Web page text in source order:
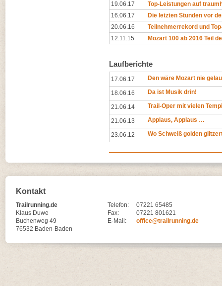
19.06.17
Top-Leistungen auf
16.06.17
Die letzten Stunden vor
20.06.16
Teilnehmerrekord und
12.11.15
Mozart 100 ab 2016 Teil
Laufberichte
17.06.17 Den wäre Mozart nie
18.06.16 Da ist Musik drin!
21.06.14 Trail-Oper mit vielen
21.06.13 Applaus, Applaus …
23.06.12 Wo Schweiß golden
Kontakt
Trailrunning.de
Klaus Duwe
Buchenweg 49
76532 Baden-Baden
Telefon:
07221 65485
Fax:
07221 801621
E-Mail:
office@trailrunning.de